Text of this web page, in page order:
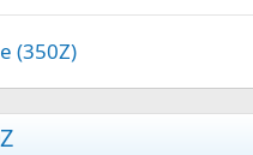
(350Z)